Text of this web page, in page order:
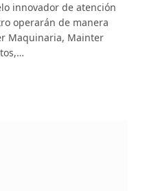
innovador de atención
operarán de manera
Maquinaria, Mainter